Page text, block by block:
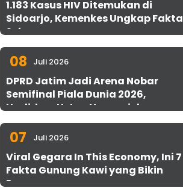
1.183 Kasus HIV Ditemukan di
Sidoarjo, Kemenkes Ungkap Fakta
Sebenarnya
08 Juli 2026
DPRD Jatim Jadi Arena Nobar
Semifinal Piala Dunia 2026,
Hadirkan Uston Nawawi dan
UMKM Gratis untuk 1.000 Warga
07 Juli 2026
Viral Gegara In This Economy, Ini 7
Fakta Gunung Kawi yang Bikin
Penasaran